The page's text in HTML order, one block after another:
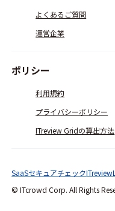
よくあるご質問
運営企業
ポリシー
利用規約
プライバシーポリシー
ITreview Gridの算出方法
© ITcrowd Corp. All Rights
SaaSセキュアチェック